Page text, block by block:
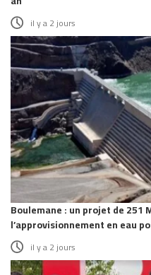
il y a 2 jours
Boulemane : un projet de 251
l’approvisionnement en eau
il y a 2 jours